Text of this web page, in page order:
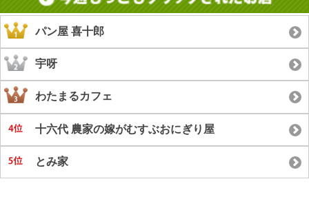
パン屋 喜十郎
宇呀
わたまるカフェ
十六代 農家の嫁がむすぶおにぎり屋
とみ家